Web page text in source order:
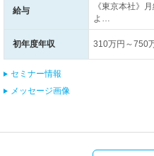
給与
《東京本社》
よ…
初年度年収 310万円～750
セミナー情報
メッセージ画像